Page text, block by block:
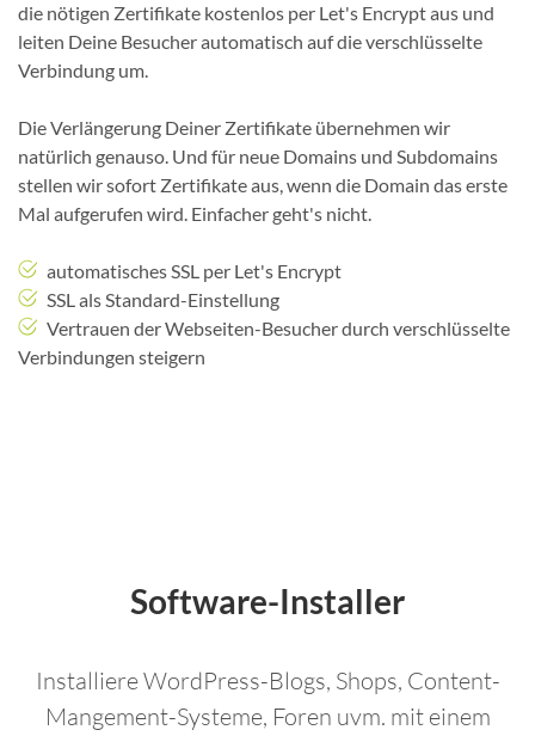
die nötigen Zertifikate kostenlos per Let's Encrypt aus und
leiten Deine Besucher automatisch auf die verschlüsselte
Verbindung um.
Die Verlängerung Deiner Zertifikate übernehmen wir
natürlich genauso. Und für neue Domains und Subdomains
stellen wir sofort Zertifikate aus, wenn die Domain das erste
Mal aufgerufen wird. Einfacher geht's nicht.
automatisches SSL per Let's Encrypt
SSL als Standard-Einstellung
Vertrauen der Webseiten-Besucher durch verschlüsselte
Verbindungen steigern
Software-Installer
Installiere WordPress-Blogs, Shops, Content-
Mangement-Systeme, Foren uvm. mit einem